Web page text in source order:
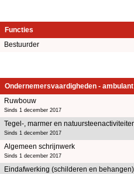
Functies
Bestuurder
Ondernemersvaardigheden -
Ruwbouw
Sinds 1 december 2017
Tegel-, marmer en
Sinds 1 december 2017
Algemeen schrijnwerk
Sinds 1 december 2017
Eindafwerking (schilderen en behangen)